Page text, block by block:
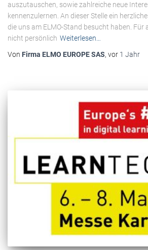
auszutauschen, sowie zahlreiche neue
kennenzulernen. An dieser Stelle ein
die uns am ELMO-Stand besucht haben. Für
nicht persönlich Weiterlesen…
Von Firma ELMO EUROPE SAS, vor 1 Jahr